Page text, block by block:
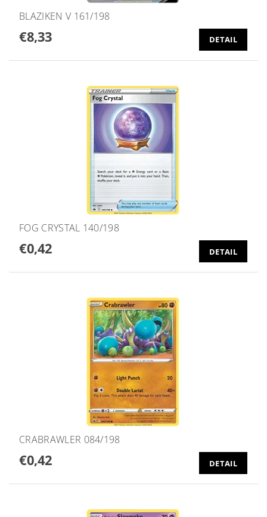
BLAZIKEN V 161/198
€8,33 DETAIL
FOG CRYSTAL 140/198
€0,42 DETAIL
CRABRAWLER 084/198
€0,42 DETAIL